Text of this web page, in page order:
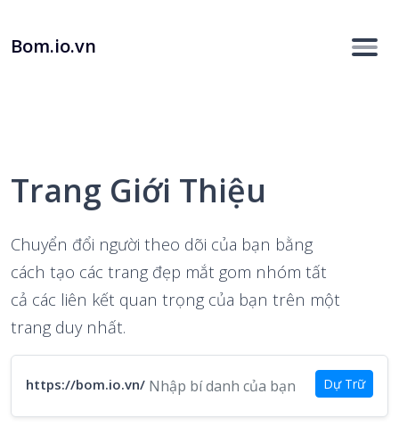
Bom.io.vn
Trang Giới Thiệu
Chuyển đổi người theo dõi của bạn bằng
cách tạo các trang đẹp mắt gom nhóm tất
cả các liên kết quan trọng của bạn trên một
trang duy nhất.
https://bom.io.vn/ Dự Trữ